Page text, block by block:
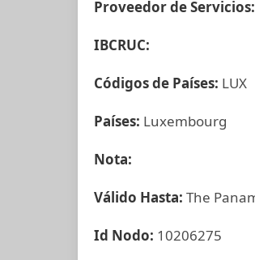
Proveedor de Servicios:
IBCRUC:
Códigos de Países: LUX
Países: Luxembourg
Nota:
Válido Hasta: The
Id Nodo: 10206275